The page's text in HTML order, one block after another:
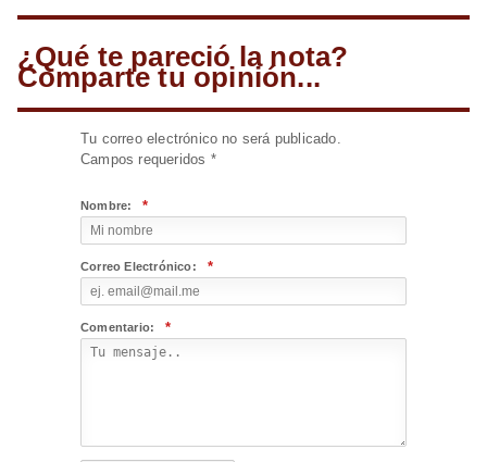
¿Qué te pareció la nota?
Comparte tu opinión...
Tu correo electrónico no será publicado.
Campos requeridos *
Nombre: *
Correo Electrónico: *
Comentario: *